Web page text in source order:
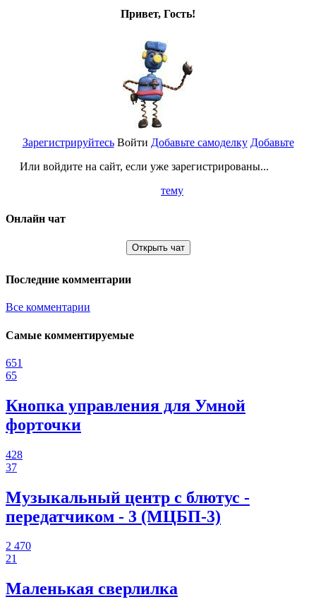
Привет, Гость!
Зарегистрируйтесь
Или войдите на сайт, если уже зарегистрированы...
Войти Добавьте самоделку Добавьте
тему
Онлайн чат
Открыть чат
Последние комментарии
Все комментарии
Самые комментируемые
651
65
Кнопка управления для Умной
форточки
428
37
Музыкальный центр с блютус -
передатчиком - 3 (МЦБП-3)
2 470
21
Маленькая сверлилка